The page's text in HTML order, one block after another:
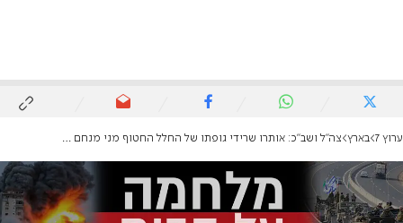
ערוץ 7 בארץ צה"ל ושב"כ: אותרו שרידי גופתו של החלל החטוף מני מנחם גודארד ז"ל, גופתו עדיין ברצועה